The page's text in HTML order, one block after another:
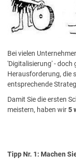
Bei vielen
'Digitalisierung' - doch
Herausforderung, die
entsprechende
Damit Sie die ersten
meistern, haben wir5
Tipp Nr. 1: Machen